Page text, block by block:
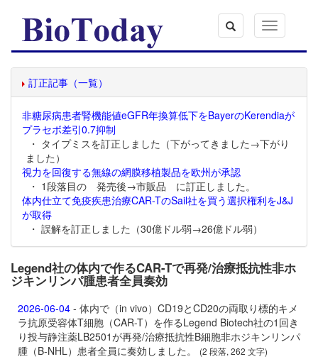
Toggle
navigation
訂正記事（一覧）
非糖尿病患者腎機能値eGFR年換算低下をBayerのKerendiaが
プラセボ差引0.7抑制
・ タイプミスを訂正しました（下がってきました→下がり
ました）
視力を回復する無線の網膜移植製品を欧州が承認
・ 1段落目の 発売後→市販品 に訂正しました。
体内仕立て免疫疾患治療CAR-TのSail社を買う選択権利をJ&J
が取得
・ 誤解を訂正しました（30億ドル弱→26億ドル弱）
Legend社の体内で作るCAR-Tで再発/治療抵抗性非ホ
ジキンリンパ腫患者全員奏効
2026-06-04 - 体内で（in vivo）CD19とCD20の両取り標的キメ
ラ抗原受容体T細胞（CAR-T）を作るLegend Biotech社の1回き
り投与静注薬LB2501が再発/治療抵抗性B細胞非ホジキンリンパ
腫（B-NHL）患者全員に奏効しました。
(2 段落, 262 文字)